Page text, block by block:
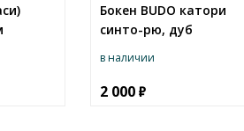
Бокен BUDO катори
синто-рю, дуб
в наличии
2 000